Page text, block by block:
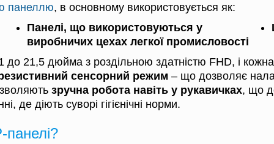
панеллю, в основному використовується як:
Панелі, що використовуються у
виробничих цехах легкої промисловості
до 21,5 дюйма з роздільною здатністю FHD, і
сенсорний режим – що дозволяє
зручна робота навіть у рукавичках, що
де діють суворі гігієнічні норми.
панелі?